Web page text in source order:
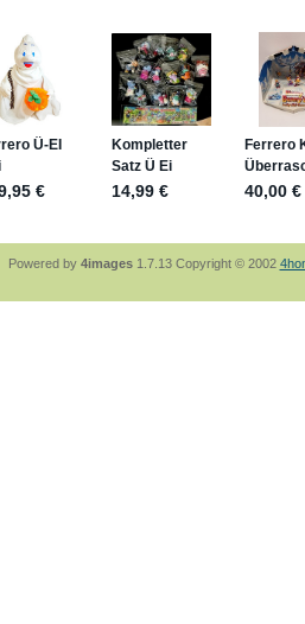
Für die Figuren VC307, 310, 318 und 326
mein Enkel hat die leider weggeworfen
jan-lukas:
geschrieben am: 29. 4. 2026 -
https://www.ferrero-
sammelspass.de/einladung/
jan-lukas:
geschrieben am: 28. 4. 2026 -
stimmt, jetzt fällt es mir auch ein
So habe ich das in Erinnerung ... oder?
jan-lukas:geschrieben am: 28. 4. 2026 -
Powered by 4images1.7.13 Copyright © 2002